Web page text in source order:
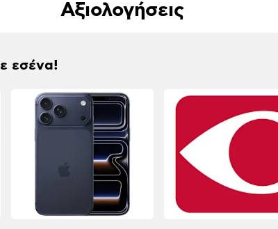
Αξιολογήσεις
εσένα!